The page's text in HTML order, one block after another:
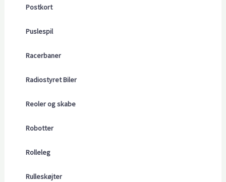
Postkort
Puslespil
Racerbaner
Radiostyret Biler
Reoler og skabe
Robotter
Rolleleg
Rulleskøjter